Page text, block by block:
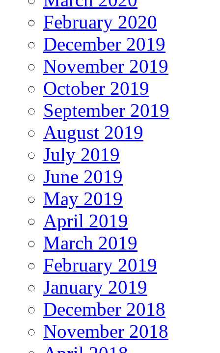
February 2020
December 2019
November 2019
October 2019
September 2019
August 2019
July 2019
June 2019
May 2019
April 2019
March 2019
February 2019
January 2019
December 2018
November 2018